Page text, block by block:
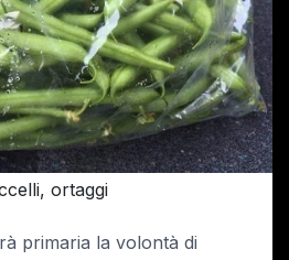
ortaggi
primaria la volontà di